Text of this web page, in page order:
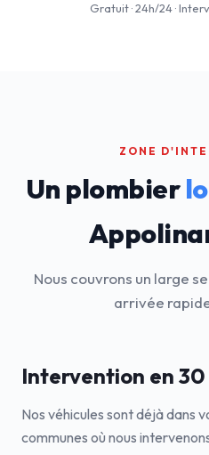
Gratuit · 24h/24 ·
ZONE
Un plombier
Nous couvrons un large
arrivée
Intervention en
Nos véhicules sont déjà dans
communes où nous